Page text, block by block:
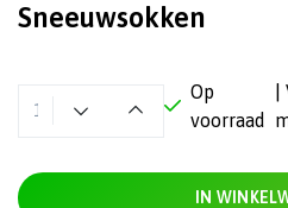
Sneeuwsokken
Op
voorraad
IN